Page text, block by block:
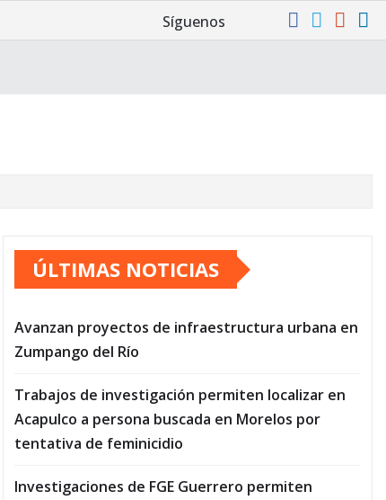
Síguenos
ÚLTIMAS NOTICIAS
Avanzan proyectos de infraestructura urbana en
Zumpango del Río
Trabajos de investigación permiten localizar en
Acapulco a persona buscada en Morelos por
tentativa de feminicidio
Investigaciones de FGE Guerrero permiten